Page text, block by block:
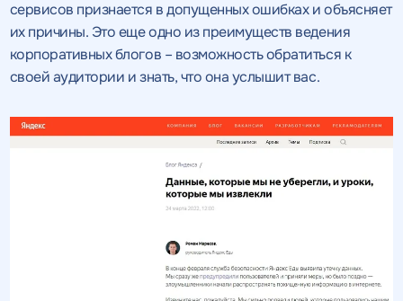
сервисов признается в допущенных ошибках и объясняет
их причины. Это еще одно из преимуществ ведения
корпоративных блогов – возможность обратиться к
своей аудитории и знать, что она услышит вас.